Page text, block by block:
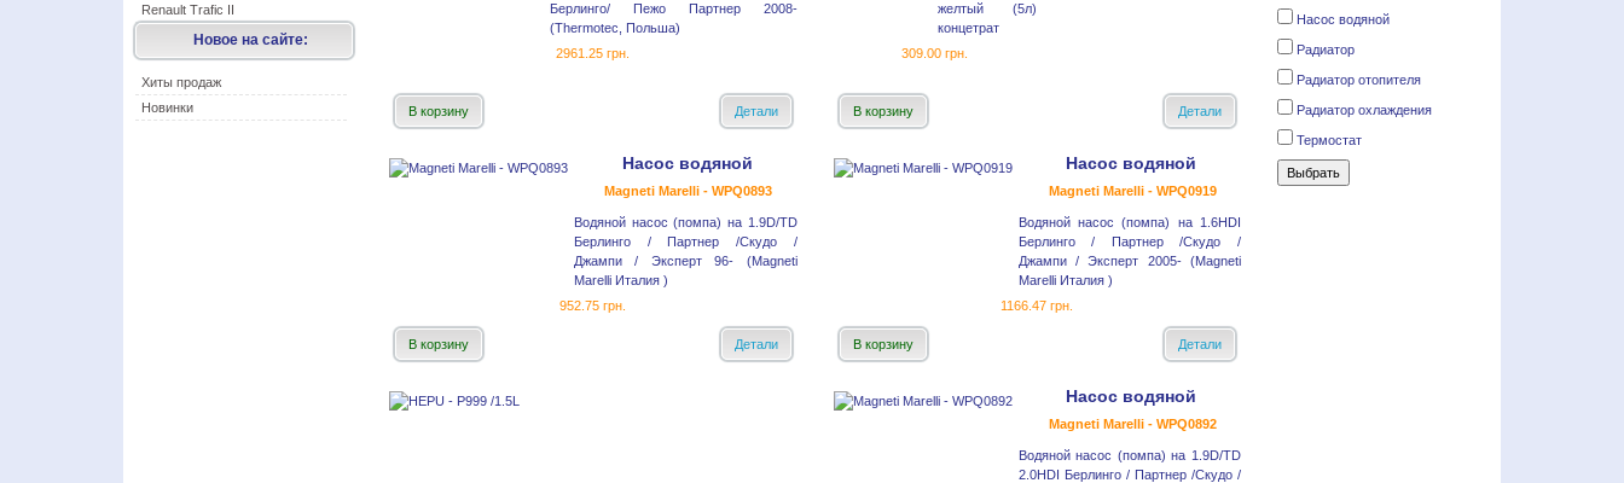
Renault Trafic II
Новое на сайте:
Хиты продаж
Новинки
Берлинго/ Пежо Партнер 2008-
(Thermotec, Польша)
2961.25 грн.
В корзину Детали
желтый (5л)
концетрат
309.00 грн.
В корзину Детали
Насос водяной
Magneti Marelli - WPQ0893
Водяной насос (помпа) на 1.9D/TD
Берлинго / Партнер /Скудо /
Джампи / Эксперт 96- (Magneti
Marelli Италия )
952.75 грн.
В корзину Детали
Насос водяной
Magneti Marelli - WPQ0919
Водяной насос (помпа) на 1.6HDI
Берлинго / Партнер /Скудо /
Джампи / Эксперт 2005- (Magneti
Marelli Италия )
1166.47 грн.
В корзину Детали
Насос водяной
Magneti Marelli - WPQ0892
Водяной насос (помпа) на 1.9D/TD
2.0HDI Берлинго / Партнер /Скудо /
Насос водяной
Радиатор
Радиатор отопителя
Радиатор охлаждения
Термостат